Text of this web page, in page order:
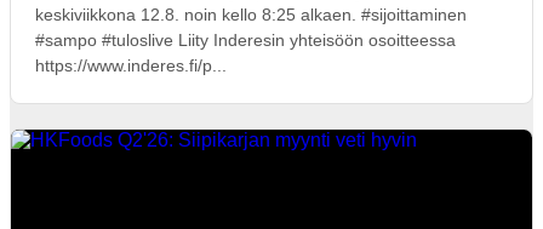
keskiviikkona 12.8. noin kello 8:25 alkaen. #sijoittaminen
#sampo #tuloslive Liity Inderesin yhteisöön osoitteessa
https://www.inderes.fi/p...